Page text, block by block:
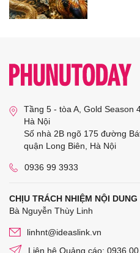
Tầng 5 - tòa A, Gold Season
Hà Nội
Số nhà 2B ngõ 175 đường
quận Long Biên, Hà Nội
0936 99 3933
CHỊU TRÁCH NHIỆM NỘI DUNG
Bà Nguyễn Thùy Linh
linhnt@ideaslink.vn
Liên hệ Quảng cáo: 0936